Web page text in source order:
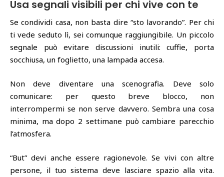
Usa segnali visibili per chi vive con te
Se condividi casa, non basta dire “sto lavorando”. Per chi
ti vede seduto lì, sei comunque raggiungibile. Un piccolo
segnale può evitare discussioni inutili: cuffie, porta
socchiusa, un foglietto, una lampada accesa.
Non deve diventare una scenografia. Deve solo
comunicare: per questo breve blocco, non
interrompermi se non serve davvero. Sembra una cosa
minima, ma dopo 2 settimane può cambiare parecchio
l’atmosfera.
“But” devi anche essere ragionevole. Se vivi con altre
persone, il tuo sistema deve lasciare spazio alla vita.